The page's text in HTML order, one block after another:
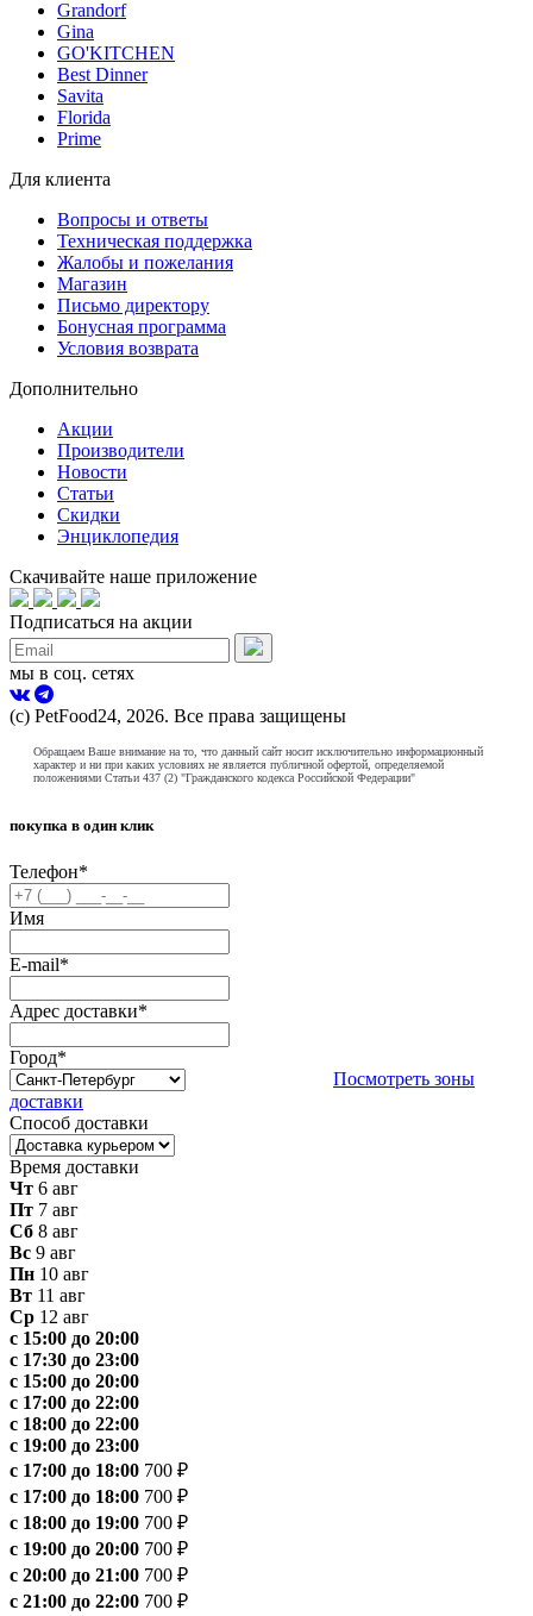
Grandorf
Gina
GO'KITCHEN
Best Dinner
Savita
Florida
Prime
Для клиента
Вопросы и ответы
Техническая поддержка
Жалобы и пожелания
Магазин
Письмо директору
Бонусная программа
Условия возврата
Дополнительно
Акции
Производители
Новости
Статьи
Скидки
Энциклопедия
Скачивайте наше приложение
Подписаться на акции
мы в соц. сетях
(с) PetFood24, 2026. Все права защищены
Обращаем Ваше внимание на то, что данный сайт носит исключительно информационный
характер и ни при каких условиях не является публичной офертой, определяемой
положениями Статьи 437 (2) "Гражданского кодекса Российской Федерации"
покупка в один клик
Телефон*
Имя
E-mail*
Адрес доставки*
Город*
Посмотреть зоны
доставки
Способ доставки
Время доставки
Чт 6 авг
Пт 7 авг
Сб 8 авг
Вс 9 авг
Пн 10 авг
Вт 11 авг
Ср 12 авг
с 15:00 до 20:00
с 17:30 до 23:00
с 15:00 до 20:00
с 17:00 до 22:00
с 18:00 до 22:00
с 19:00 до 23:00
с 17:00 до 18:00 700 ₽
с 17:00 до 18:00 700 ₽
с 18:00 до 19:00 700 ₽
с 19:00 до 20:00 700 ₽
с 20:00 до 21:00 700 ₽
с 21:00 до 22:00 700 ₽